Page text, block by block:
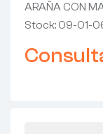
ARAÑA CON
Stock: 09-01-